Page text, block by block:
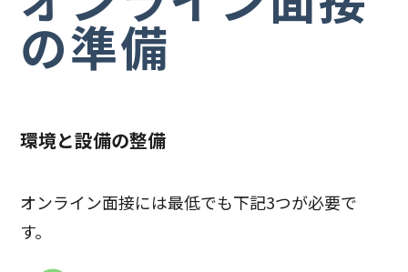
の準備
環境と設備の整備
オンライン面接には最低でも下記3つが必要で
す。